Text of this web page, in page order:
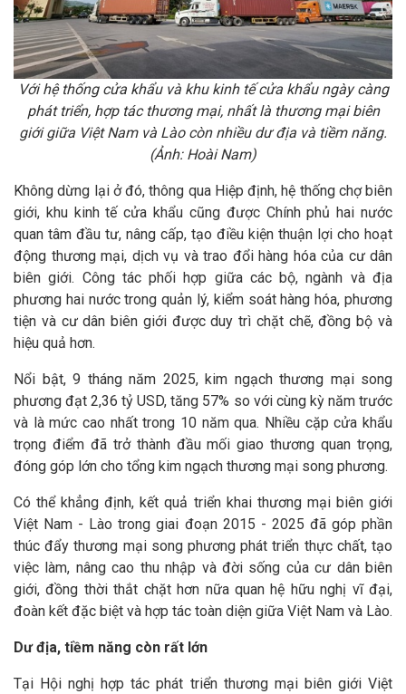
Với hệ thống cửa khẩu và khu kinh tế cửa khẩu ngày càng
phát triển, hợp tác thương mại, nhất là thương mại biên
giới giữa Việt Nam và Lào còn nhiều dư địa và tiềm năng.
(Ảnh: Hoài Nam)
Không dừng lại ở đó, thông qua Hiệp định, hệ thống chợ biên
giới, khu kinh tế cửa khẩu cũng được Chính phủ hai nước
quan tâm đầu tư, nâng cấp, tạo điều kiện thuận lợi cho hoạt
động thương mại, dịch vụ và trao đổi hàng hóa của cư dân
biên giới. Công tác phối hợp giữa các bộ, ngành và địa
phương hai nước trong quản lý, kiểm soát hàng hóa, phương
tiện và cư dân biên giới được duy trì chặt chẽ, đồng bộ và
hiệu quả hơn.
Nổi bật, 9 tháng năm 2025, kim ngạch thương mại song
phương đạt 2,36 tỷ USD, tăng 57% so với cùng kỳ năm trước
và là mức cao nhất trong 10 năm qua. Nhiều cặp cửa khẩu
trọng điểm đã trở thành đầu mối giao thương quan trọng,
đóng góp lớn cho tổng kim ngạch thương mại song phương.
Có thể khẳng định, kết quả triển khai thương mại biên giới
Việt Nam - Lào trong giai đoạn 2015 - 2025 đã góp phần
thúc đẩy thương mại song phương phát triển thực chất, tạo
việc làm, nâng cao thu nhập và đời sống của cư dân biên
giới, đồng thời thắt chặt hơn nữa quan hệ hữu nghị vĩ đại,
đoàn kết đặc biệt và hợp tác toàn diện giữa Việt Nam và Lào.
Dư địa, tiềm năng còn rất lớn
Tại Hội nghị hợp tác phát triển thương mại biên giới Việt